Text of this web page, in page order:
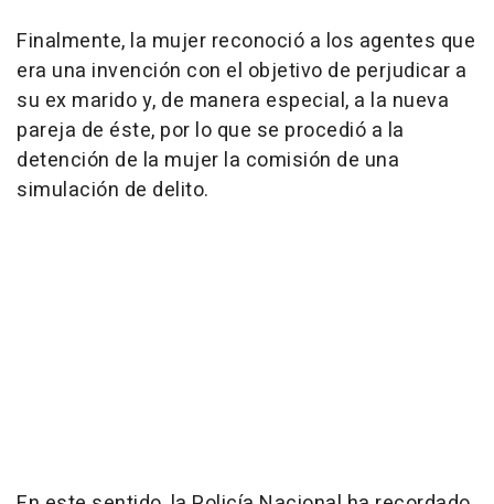
Finalmente, la mujer reconoció a los agentes que
era una invención con el objetivo de perjudicar a
su ex marido y, de manera especial, a la nueva
pareja de éste, por lo que se procedió a la
detención de la mujer la comisión de una
simulación de delito.